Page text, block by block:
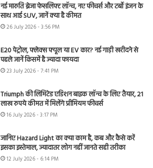
नई मारुति ब्रेजा फेसलिफ्ट लॉन्च, नए फीचर्स और टर्बो इंजन के
साथ आई SUV, जानें क्या है कीमत
26 July 2026 - 3:56 PM
E20 पेट्रोल, फ्लेक्स फ्यूल या EV कार? नई गाड़ी खरीदने से
पहले जानें किसमें है ज्यादा फायदा
23 July 2026 - 7:41 PM
Triumph की लिमिटेड एडिशन बाइक लॉन्च के लिए तैयार, 21
लाख रुपये कीमत में मिलेंगे प्रीमियम फीचर्स
16 July 2026 - 3:17 PM
जानिए Hazard Light का क्या काम है, कब और कैसे करें
इसका इस्तेमाल, ज्यादातर लोग नहीं जानते सही तरीका
12 July 2026 - 6:14 PM